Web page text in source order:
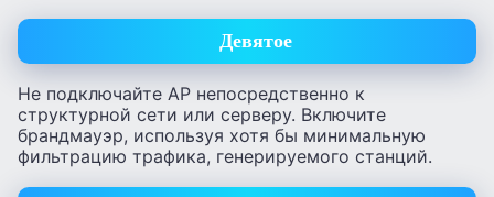
Девятое
Не подключайте AP непосредственно к
структурной сети или серверу. Включите
брандмауэр, используя хотя бы минимальную
фильтрацию трафика, генерируемого станций.